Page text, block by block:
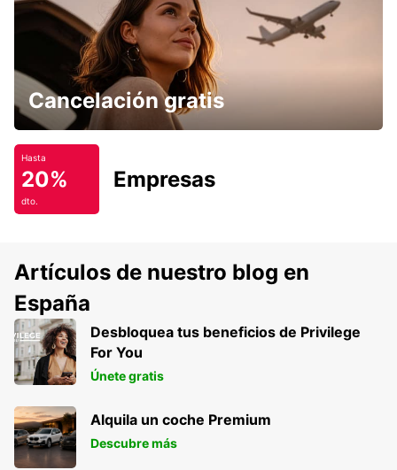
Cancelación gratis
Hasta
20%
dto.
Empresas
Artículos de nuestro blog en
España
Desbloquea tus beneficios de Privilege
For You
Únete gratis
Alquila un coche Premium
Descubre más